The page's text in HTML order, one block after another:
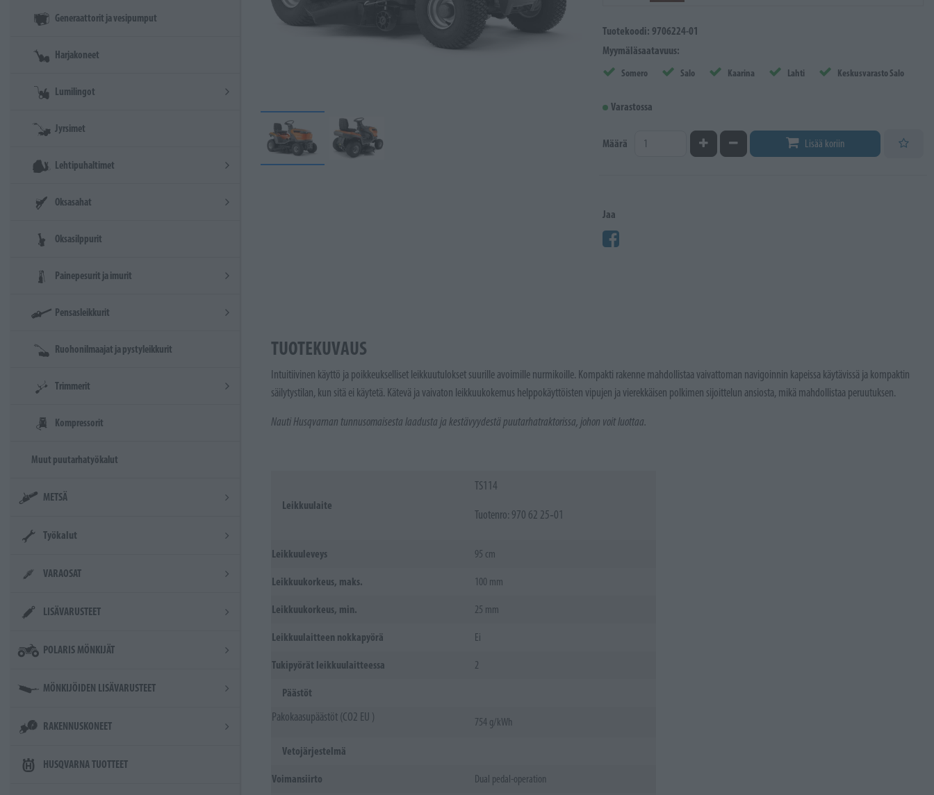
Generaattorit ja vesipumput
Harjakoneet
Lumilingot
Jyrsimet
Lehtipuhaltimet
Oksasahat
Oksasilppurit
Painepesurit ja imurit
Pensasleikkurit
Ruohonilmaajat ja pystyleikkurit
Trimmerit
Kompressorit
Muut puutarhatyökalut
METSÄ
Työkalut
VARAOSAT
LISÄVARUSTEET
POLARIS MÖNKIJÄT
MÖNKIJÖIDEN LISÄVARUSTEET
RAKENNUSKONEET
HUSQVARNA TUOTTEET
Tuotekoodi: 9706224-01
Myymäläsaatavuus:
Somero Salo Kaarina Lahti Keskusvarasto Salo
Varastossa
Määrä Kasvata määrääVähennä määrää Lisää koriin
Jaa
TUOTEKUVAUS
Intuitiivinen käyttö ja poikkeukselliset leikkuutulokset suurille avoimille nurmikoille. Kompakti rakenne mahdollistaa vaivattoman navigoinnin kapeissa käytävissä ja kompaktin
säilytystilan, kun sitä ei käytetä. Kätevä ja vaivaton leikkuukokemus helppokäyttöisten vipujen ja vierekkäisen polkimen sijoittelun ansiosta, mikä mahdollistaa peruutuksen.
Nauti Husqvarnan tunnusomaisesta laadusta ja kestävyydestä puutarhatraktorissa, johon voit luottaa.
Leikkuulaite
TS114
Tuotenro: 970 62 25‑01
Leikkuuleveys 95 cm
Leikkuukorkeus, maks. 100 mm
Leikkuukorkeus, min. 25 mm
Leikkuulaitteen nokkapyörä Ei
Tukipyörät leikkuulaitteessa 2
Päästöt
Pakokaasupäästöt (CO2 EU ) 754 g/kWh
Vetojärjestelmä
Voimansiirto Dual pedal-operation